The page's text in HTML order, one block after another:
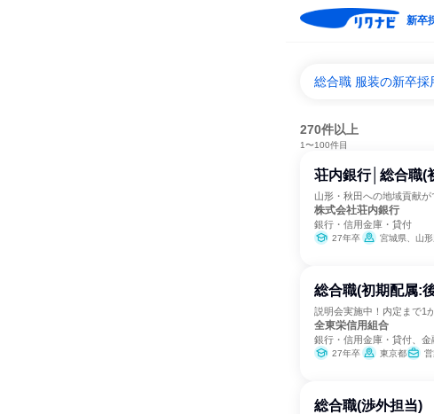
新卒
総合職 服装の新卒採
270件以上
1〜100件目
荘内銀行│総合職(
山形・秋田への地域貢献
株式会社荘内銀行
銀行・信用金庫・貸付
27年卒 宮城県、山
総合職(初期配属:
説明会実施中！内定まで1
全東栄信用組合
銀行・信用金庫・貸付、金
27年卒 東京都
総合職(渉外担当)